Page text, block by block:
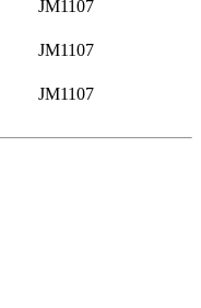
JM1107
JM1107
JM1107